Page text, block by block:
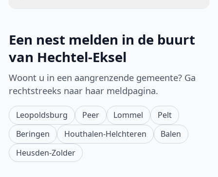
Een nest melden in de buurt
van Hechtel-Eksel
Woont u in een aangrenzende gemeente? Ga
rechtstreeks naar haar meldpagina.
Leopoldsburg Peer Lommel
Pelt
Beringen
Houthalen-Helchteren
Balen
Heusden-Zolder